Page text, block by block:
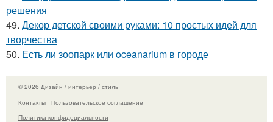
решения
49. Декор детской своими руками: 10 простых идей для
творчества
50. Есть ли зоопарк или oceanarium в городе
© 2026 Дизайн / интерьер / стиль
Контакты
Пользовательское соглашение
Политика конфидециальности